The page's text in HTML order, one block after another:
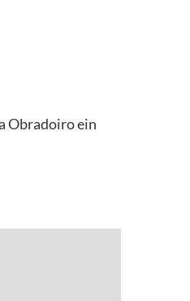
Obradoiro ein